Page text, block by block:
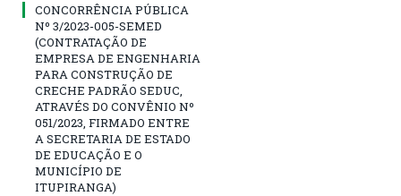
CONCORRÊNCIA PÚBLICA
Nº 3/2023-005-SEMED
(CONTRATAÇÃO DE
EMPRESA DE ENGENHARIA
PARA CONSTRUÇÃO DE
CRECHE PADRÃO SEDUC,
ATRAVÉS DO CONVÊNIO Nº
051/2023, FIRMADO ENTRE
A SECRETARIA DE ESTADO
DE EDUCAÇÃO E O
MUNICÍPIO DE
ITUPIRANGA)